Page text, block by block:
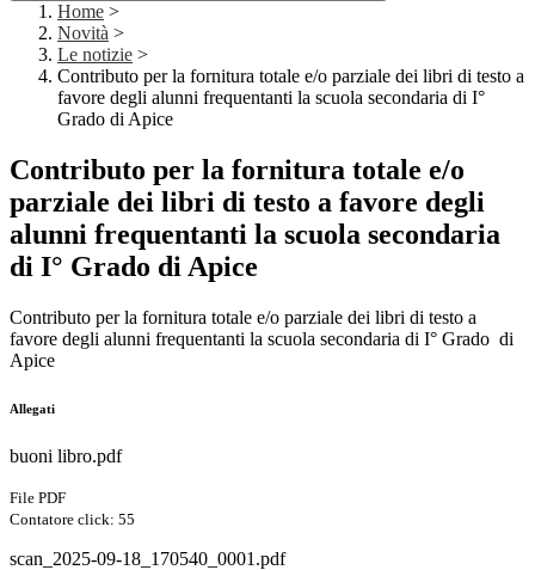
Home >
Novità >
Le notizie >
Contributo per la fornitura totale e/o parziale dei libri di testo a
favore degli alunni frequentanti la scuola secondaria di I°
Grado di Apice
Contributo per la fornitura totale e/o
parziale dei libri di testo a favore degli
alunni frequentanti la scuola secondaria
di I° Grado di Apice
Contributo per la fornitura totale e/o parziale dei libri di testo a
favore degli alunni frequentanti la scuola secondaria di I° Grado di
Apice
Allegati
buoni libro.pdf
File PDF
Contatore click: 55
scan_2025-09-18_170540_0001.pdf